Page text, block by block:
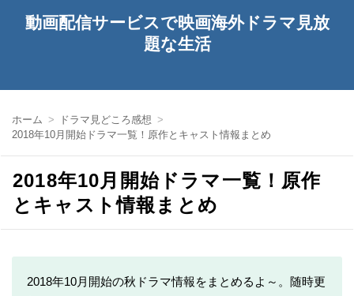
動画配信サービスで映画海外ドラマ見放
題な生活
ホーム
ドラマ見どころ感想
2018年10月開始ドラマ一覧！原作とキャスト情報まとめ
2018年10月開始ドラマ一覧！原作
とキャスト情報まとめ
2018年10月開始の秋ドラマ情報をまとめるよ～。随時更